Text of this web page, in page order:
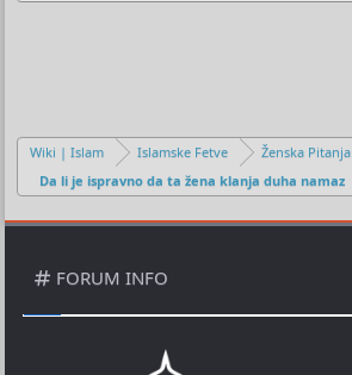
Wiki | Islam Islamske Fetve
Ženska Pitanja
Da li je ispravno da ta žena klanja duha namaz
FORUM INFO